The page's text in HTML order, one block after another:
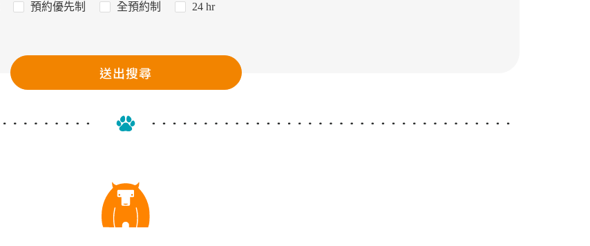
預約優先制 全預約制 24 hr
送出搜尋